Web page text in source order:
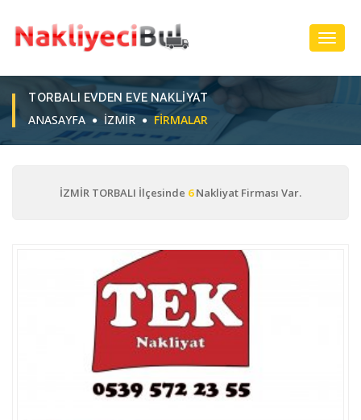
TORBALI EVDEN EVE NAKLIYAT
ANASAYFA İZMİR FIRMALAR
İZMİR TORBALI İlçesinde 6Nakliyat Firması Var.